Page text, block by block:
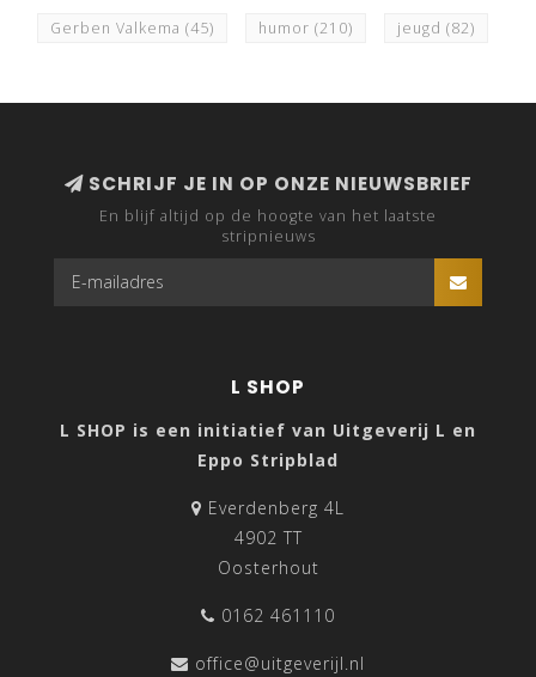
Gerben Valkema (45) humor (210) jeugd (82)
SCHRIJF JE IN OP ONZE NIEUWSBRIEF
En blijf altijd op de hoogte van het laatste
stripnieuws
L SHOP
L SHOP is een initiatief van Uitgeverij L en
Eppo Stripblad
Everdenberg 4L
4902 TT
Oosterhout
0162 461110
office@uitgeverijl.nl